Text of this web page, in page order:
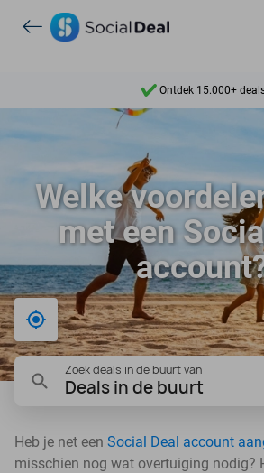
7 dagen per week
Ontdek 15.000+
Welke
met een
Bij mij in de buurt
Zoek deals in de buurt van
Deals in de buurt
Heb je net een Social Deal account
misschien nog wat overtuiging nodig?